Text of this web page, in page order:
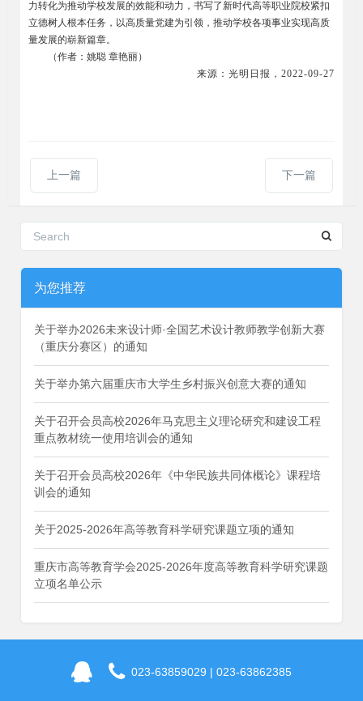
力转化为推动学校发展的效能和动力，书写了新时代高等职业院校紧扣
立德树人根本任务，以高质量党建为引领，推动学校各项事业实现高质
量发展的崭新篇章。
（作者：姚聪 章艳丽）
来源：光明日报，2022-09-27
上一篇 下一篇
为您推荐
关于举办2026未来设计师·全国艺术设计教师教学创新大赛
（重庆分赛区）的通知
关于举办第六届重庆市大学生乡村振兴创意大赛的通知
关于召开会员高校2026年马克思主义理论研究和建设工程
重点教材统一使用培训会的通知
关于召开会员高校2026年《中华民族共同体概论》课程培
训会的通知
关于2025-2026年高等教育科学研究课题立项的通知
重庆市高等教育学会2025-2026年度高等教育科学研究课题
立项名单公示
023-63859029 | 023-63862385